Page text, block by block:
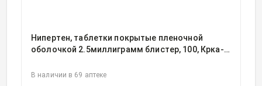
Нипертен, таблетки покрытые пленочной
оболочкой 2.5миллиграмм блистер, 100, Крка-
В наличии в 69 аптеке